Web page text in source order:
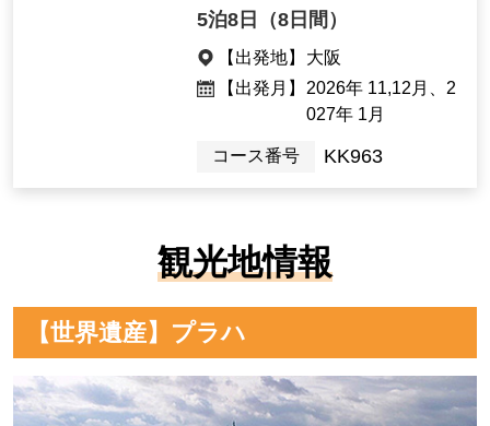
5泊8日（8日間）
【出発地】 大阪
【出発月】 2026年 11,12月、2
027年 1月
コース番号 KK963
観光地情報
【世界遺産】プラハ